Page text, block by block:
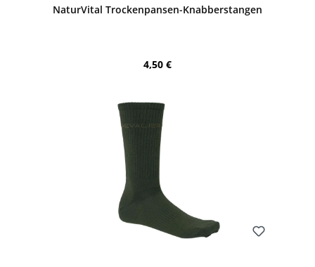
NaturVital Trockenpansen-Knabberstangen
Regulärer Preis:
4,50 €